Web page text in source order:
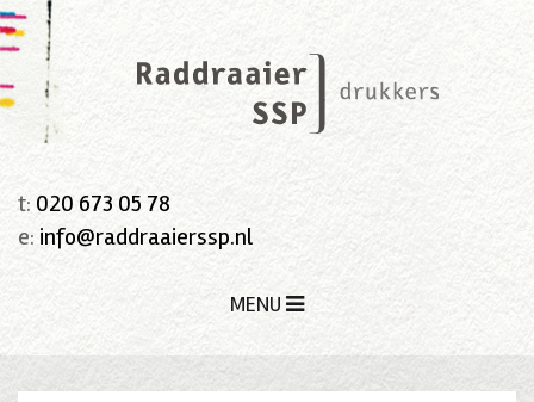
t: 020 673 05 78
e: info@raddraaierssp.nl
MENU